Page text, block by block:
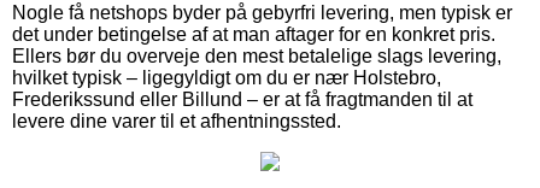
Nogle få netshops byder på gebyrfri levering, men typisk er
det under betingelse af at man aftager for en konkret pris.
Ellers bør du overveje den mest betalelige slags levering,
hvilket typisk – ligegyldigt om du er nær Holstebro,
Frederikssund eller Billund – er at få fragtmanden til at
levere dine varer til et afhentningssted.